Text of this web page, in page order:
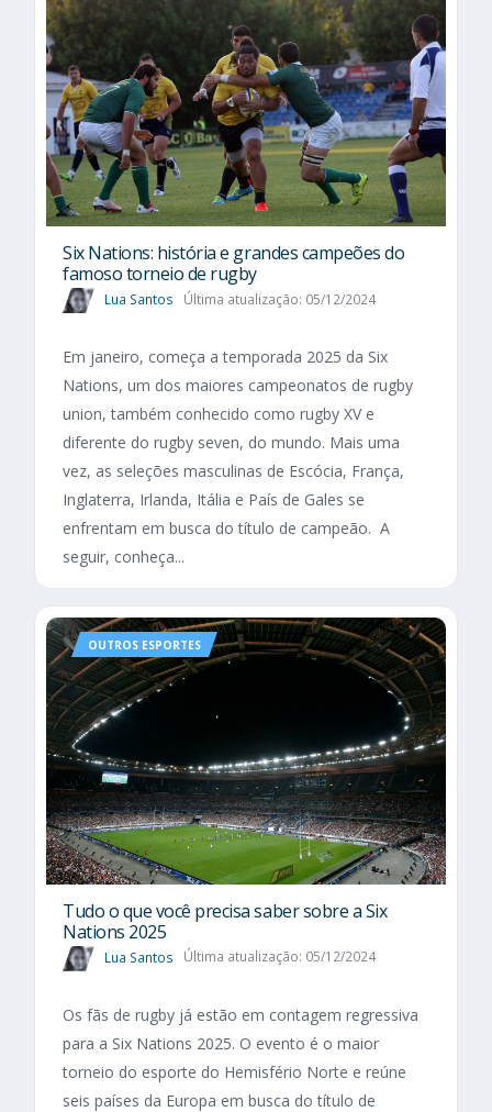
Six Nations​: história e grandes campeões do
famoso torneio de rugby
Lua Santos Última atualização: 05/12/2024
Em janeiro, começa a temporada 2025 da Six
Nations, um dos maiores campeonatos de rugby
union, também conhecido como rugby XV e
diferente do rugby seven, do mundo. Mais uma
vez, as seleções masculinas de Escócia, França,
Inglaterra, Irlanda, Itália e País de Gales se
enfrentam em busca do título de campeão. A
seguir, conheça...
OUTROS ESPORTES
Tudo o que você precisa saber sobre a Six
Nations 2025​
Lua Santos Última atualização: 05/12/2024
Os fãs de rugby já estão em contagem regressiva
para a Six Nations 2025. O evento é o maior
torneio do esporte do Hemisfério Norte e reúne
seis países da Europa em busca do título de